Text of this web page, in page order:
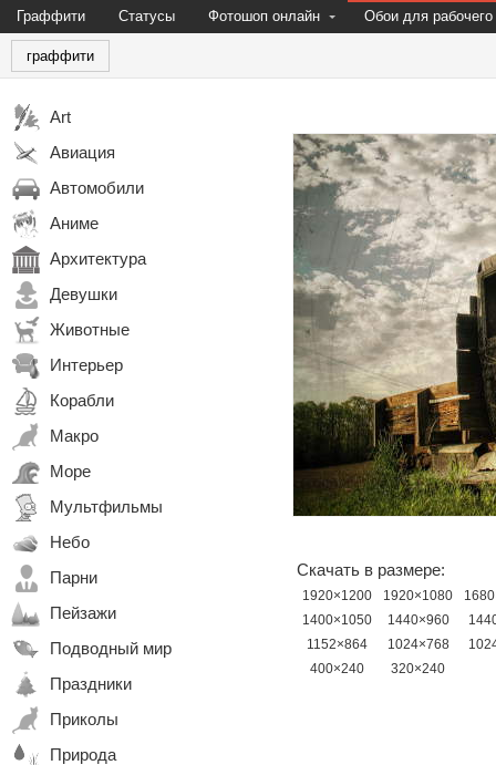
Граффити Статусы Фотошоп онлайн Обои для рабочего
граффити
Art
Авиация
Автомобили
Аниме
Архитектура
Девушки
Животные
Интерьер
Корабли
Макро
Море
Мультфильмы
Небо
Парни
Пейзажи
Подводный мир
Праздники
Приколы
Природа
Скачать в размере:
1920×1200 1920×1080
1400×1050
1440×960
1152×864
1024×768
400×240
320×240